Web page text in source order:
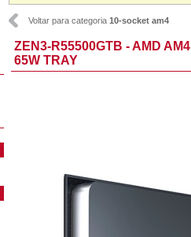
Voltar para categoria 10-socket am4
ZEN3-R55500GTB - AMD
65W TRAY